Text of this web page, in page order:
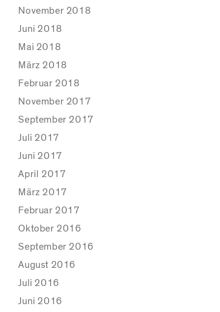
November 2018
Juni 2018
Mai 2018
März 2018
Februar 2018
November 2017
September 2017
Juli 2017
Juni 2017
April 2017
März 2017
Februar 2017
Oktober 2016
September 2016
August 2016
Juli 2016
Juni 2016